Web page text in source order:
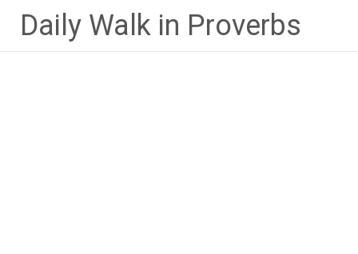
konten
Daily Walk in Proverbs